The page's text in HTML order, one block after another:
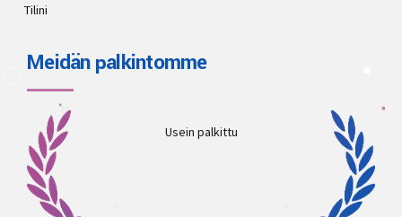
Tilini
Meidän palkintomme
Usein palkittu